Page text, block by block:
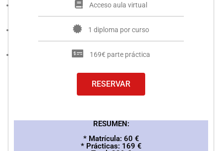
Acceso aula virtual
1 diploma por curso
169€ parte práctica
RESERVAR
RESUMEN:
* Matrícula: 60 €
* Prácticas: 169 €